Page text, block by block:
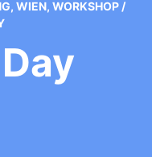
, WIEN, WORKSHOP /